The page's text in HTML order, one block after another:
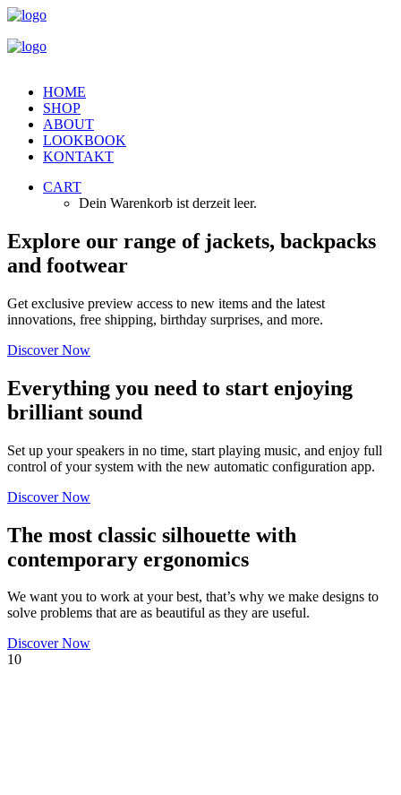
HOME
SHOP
ABOUT
LOOKBOOK
KONTAKT
CART
Dein Warenkorb ist derzeit leer.
Explore our range of jackets, backpacks
and footwear
Get exclusive preview access to new items and the latest
innovations, free shipping, birthday surprises, and more.
Discover Now
Everything you need to start enjoying
brilliant sound
Set up your speakers in no time, start playing music, and enjoy full
control of your system with the new automatic configuration app.
Discover Now
The most classic silhouette with
contemporary ergonomics
We want you to work at your best, that’s why we make designs to
solve problems that are as beautiful as they are useful.
Discover Now
10